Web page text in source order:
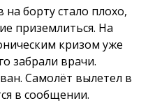
борту стало плохо,
приземлиться. На
кризом уже
забрали врачи.
Самолёт вылетел в
в сообщении.